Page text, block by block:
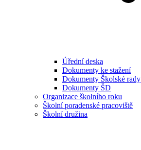
Úřední deska
Dokumenty ke stažení
Dokumenty Školské rady
Dokumenty ŠD
Organizace školního roku
Školní poradenské pracoviště
Školní družina